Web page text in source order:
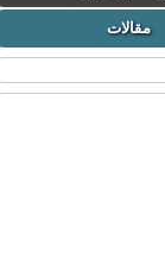
مقالات